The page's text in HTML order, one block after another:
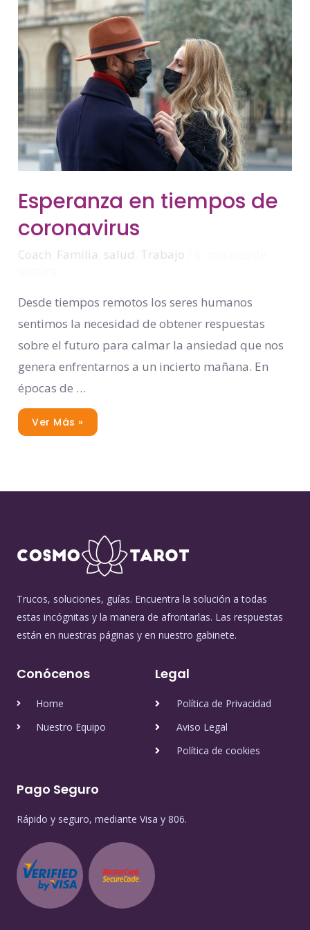
Esperanza en tiempos de
coronavirus
Coach Familia salud Trabajo
Desde tiempos remotos los seres humanos
sentimos la necesidad de obtener respuestas
sobre el futuro para calmar la ansiedad que nos
genera enfrentarnos a un incierto mañana. En
épocas de …
En
Tiempos
De
Coronavirus
Ver Más »
Trucos, soluciones, guías. Encuentra la solución a todas
estas incógnitas y la manera de afrontarlas. Las respuestas
están en nuestras páginas y en nuestro gabinete.
Conócenos
Home
Nuestro Equipo
Legal
Política de Privacidad
Aviso Legal
Política de cookies
Pago Seguro
Rápido y seguro, mediante Visa y 806.